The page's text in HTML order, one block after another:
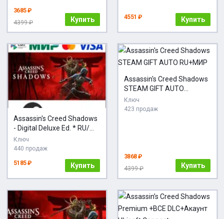
3685 ₽
4399 ₽
Купить 4551 ₽ Купить
Assassin's Creed Shadows
- Digital Deluxe Ed. * RU/
СНГ
Ключ
440 продаж
5185 ₽ Купить
Assassin's Creed Shadows
STEAM GIFT AUTO
RU+МИР
Ключ
423 продаж
3868 ₽
4399 ₽
Купить